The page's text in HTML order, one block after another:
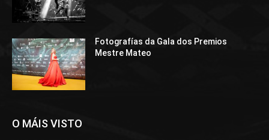
Fotografías da Gala dos Premios
Mestre Mateo
O MÁIS VISTO